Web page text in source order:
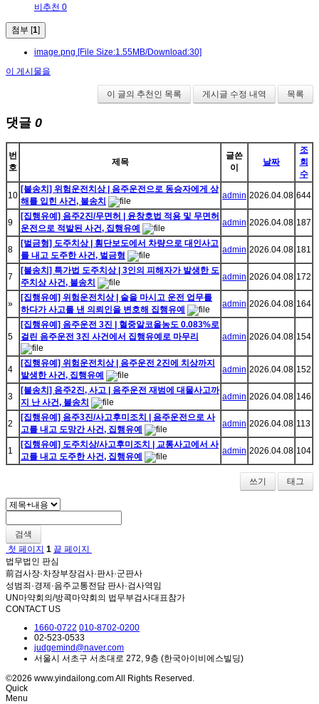
비추천 0
첨부 [1]
image.png [File Size:1.55MB/Download:30]
이 게시물을
이 글의 추천인 목록 게시글 수정 내역 목록
댓글 0
번
호
제목
글쓴
이
날짜
조
회
수
10
[불송치] 위험운전치상 | 음주운전으로 동승자에게 상
해를 입힌 사건, 불송치
admin 2026.04.08 644
9
[집행유예] 음주2진/무면허 | 윤창호법 적용 및 무면허
운전으로 적발된 사건, 집행유예
admin 2026.04.08 187
8
[벌금형] 도주치상 | 횡단보도에서 차량으로 대인사고
를 내고 도주한 사건, 벌금형
admin 2026.04.08 181
7
[불송치] 특가법 도주치상 | 3인의 피해자가 발생한 도
주치상 사건, 불송치
admin 2026.04.08 172
»
[집행유예] 위험운전치상 | 술을 마시고 운전 업무를
하다가 사고를 낸 의뢰인을 변호해 집행유예
admin 2026.04.08 164
5
[집행유예] 음주운전 3진 | 혈중알코올농도 0.083%로
걸린 음주운전 3진 사건에서 집행유예로 마무리
admin 2026.04.08 154
4
[집행유예] 위험운전치상 | 음주운전 2진에 치상까지
발생한 사건, 집행유예
admin 2026.04.08 152
3
[불송치] 음주2진, 사고 | 음주운전 재범에 대물사고까
지 난 사건, 불송치
admin 2026.04.08 146
2
[집행유예] 음주3진/사고후미조치 | 음주운전으로 사
고를 내고 도망간 사건, 집행유예
admin 2026.04.08 113
1
[집행유예] 도주치상/사고후미조치 | 교통사고에서 사
고를 내고 도주한 사건, 집행유예
admin 2026.04.08 104
쓰기 태그
검색
첫 페이지 1 끝 페이지
법무법인 판심
前검사장·차장부장검사·판사·군판사
성범죄·경제·음주교통전담 판사·검사역임
UN마약회의/방콕마약회의 법무부검사대표참가
CONTACT US
1660-0722 010-8702-0200
02-523-0533
judgemind@naver.com
서울시 서초구 서초대로 272, 9층 (한국아이비에스빌딩)
©2026 www.yindailong.com All Rights Reserved.
Quick
Menu